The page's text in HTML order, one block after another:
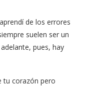
de los errores
suelen ser un
pues, hay
tu corazón pero